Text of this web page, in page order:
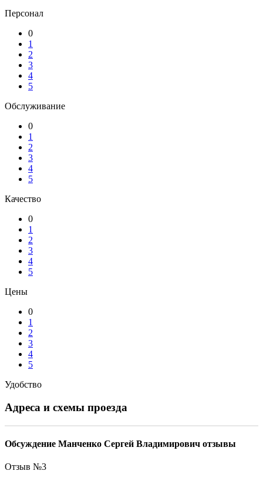
Персонал
0
1
2
3
4
5
Обслуживание
0
1
2
3
4
5
Качество
0
1
2
3
4
5
Цены
0
1
2
3
4
5
Удобство
Адреса и схемы проезда
Обсуждение Манченко Сергей Владимирович отзывы
Отзыв №3